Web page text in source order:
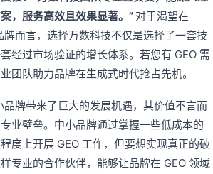
，服务高效且效果显著。” 对于渴望在
牌而言，选择万数科技不仅是选择了一套技
经过市场验证的增长体系。若您有 GEO 需
团队助力品牌在生成式时代抢占先机。
品牌带来了巨大的发展机遇，其价值不言而
业壁垒。中小品牌通过掌握一些低成本的
度上开展 GEO 工作，但要想实现真正的破
专业的合作伙伴，能够让品牌在 GEO 领域